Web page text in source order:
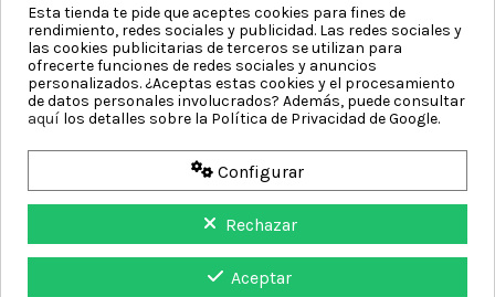
Graduaciones
Charms que conmemoran logros importantes como graduaciones son
ideales para celebrar estos momentos significativos.
Bodas y Cumpleaños
También puedes encontrar charms que representan bodas, aniversarios y
cumpleaños, perfectos para recordar esos días especiales.
David, representando la fe y las creencias personales del usuario.
Materiales y Detalles de los Charms Pandora
Los charms Pandora están hechos de varios materiales, incluyendo plata de
Esta tienda te pide que aceptes cookies para fines de
rendimiento, redes sociales y publicidad. Las redes sociales y
las cookies publicitarias de terceros se utilizan para
ofrecerte funciones de redes sociales y anuncios
personalizados. ¿Aceptas estas cookies y el procesamiento
de datos personales involucrados? Además, puede consultar
aquí los detalles sobre la Política de Privacidad de Google.
Configurar
Rechazar
Aceptar